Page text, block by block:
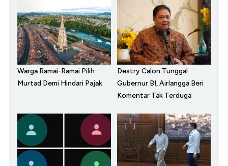
Warga Ramai-Ramai Pilih
Murtad Demi Hindari Pajak
Destry Calon Tunggal
Gubernur BI, Airlangga Beri
Komentar Tak Terduga